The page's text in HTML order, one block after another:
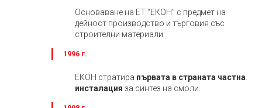
Основаване на ЕТ “EКОН” с предмет на
дейност производство и търговия със
строителни материали.
1996 г.
ЕКОН стратира първата в страната частна
инсталация за синтез на смоли.